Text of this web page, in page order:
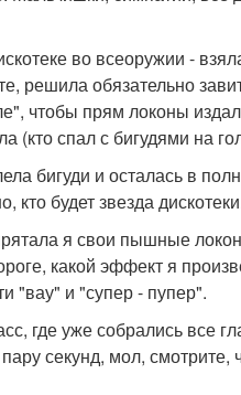
во всеоружии -
решила обязательно
чтобы прям локоны
(кто спал с бигудями на
бигуди и осталась в
кто будет звезда
я свои пышные
какой эффект я
"вау" и "супер - пупер".
где уже собрались все
секунд, мол,